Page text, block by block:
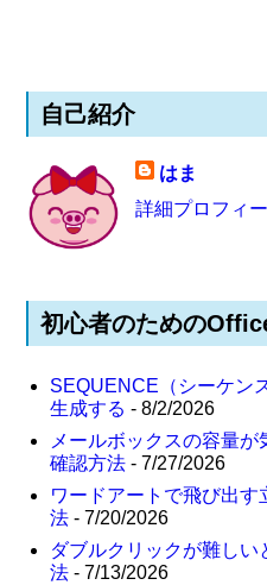
自己紹介
はま
詳細プロフィ
初心者のための
SEQUENCE（シーケン
生成する - 8/2/2026
メールボックスの容量
確認方法 - 7/27/2026
ワードアートで飛び出
法 - 7/20/2026
ダブルクリックが難し
法 - 7/13/2026